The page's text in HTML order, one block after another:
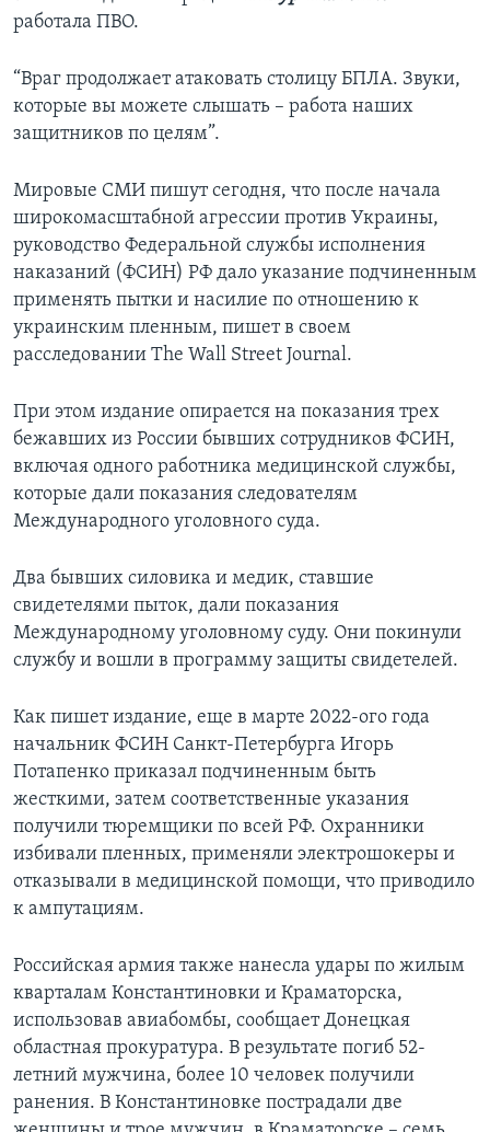
работала ПВО.
“Враг продолжает атаковать столицу БПЛА. Звуки,
которые вы можете слышать – работа наших
защитников по целям”.
Мировые СМИ пишут сегодня, что после начала
широкомасштабной агрессии против Украины,
руководство Федеральной службы исполнения
наказаний (ФСИН) РФ дало указание подчиненным
применять пытки и насилие по отношению к
украинским пленным, пишет в своем
расследовании The Wall Street Journal.
При этом издание опирается на показания трех
бежавших из России бывших сотрудников ФСИН,
включая одного работника медицинской службы,
которые дали показания следователям
Международного уголовного суда.
Два бывших силовика и медик, ставшие
свидетелями пыток, дали показания
Международному уголовному суду. Они покинули
службу и вошли в программу защиты свидетелей.
Как пишет издание, еще в марте 2022-ого года
начальник ФСИН Санкт-Петербурга Игорь
Потапенко приказал подчиненным быть
жесткими, затем соответственные указания
получили тюремщики по всей РФ. Охранники
избивали пленных, применяли электрошокеры и
отказывали в медицинской помощи, что приводило
к ампутациям.
Российская армия также нанесла удары по жилым
кварталам Константиновки и Краматорска,
использовав авиабомбы, сообщает Донецкая
областная прокуратура. В результате погиб 52-
летний мужчина, более 10 человек получили
ранения. В Константиновке пострадали две